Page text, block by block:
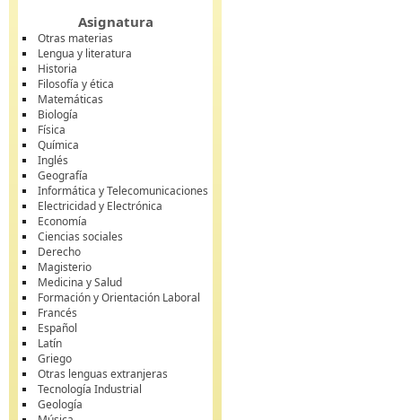
Asignatura
Otras materias
Lengua y literatura
Historia
Filosofía y ética
Matemáticas
Biología
Física
Química
Inglés
Geografía
Informática y Telecomunicaciones
Electricidad y Electrónica
Economía
Ciencias sociales
Derecho
Magisterio
Medicina y Salud
Formación y Orientación Laboral
Francés
Español
Latín
Griego
Otras lenguas extranjeras
Tecnología Industrial
Geología